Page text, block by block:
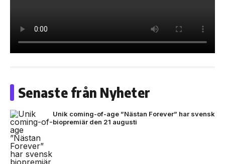
Senaste från Nyheter
Unik coming-of-age ”Nästan Forever” har svensk
biopremiär den 21 augusti